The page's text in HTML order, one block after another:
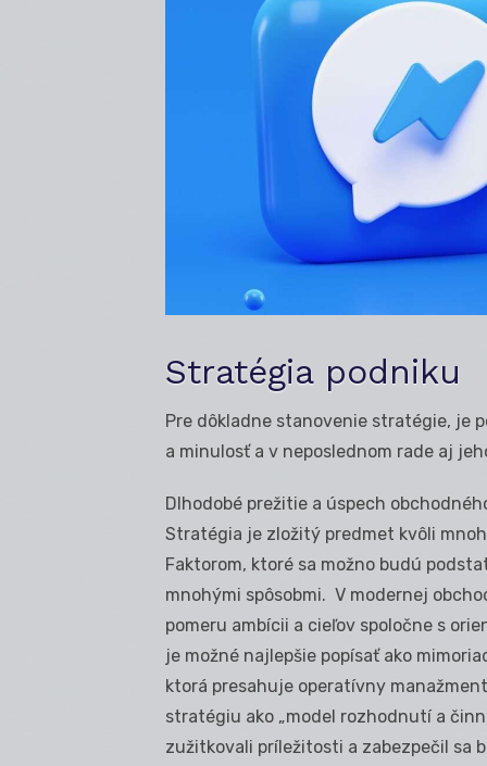
Stratégia podniku
Pre dôkladne stanovenie stratégie, je
a minulosť a v neposlednom rade aj
Dlhodobé prežitie a úspech
Stratégia je zložitý predmet kvôli
Faktorom, ktoré sa možno budú
mnohými spôsobmi. V modernej
pomeru ambícii a cieľov spoločne s
je možné najlepšie popísať ako
ktorá presahuje operatívny
stratégiu ako „model rozhodnutí a
zužitkovali príležitosti a zabezpečil sa